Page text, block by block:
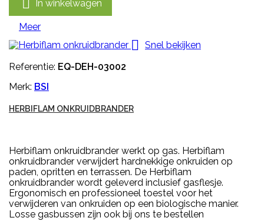
 In winkelwagen
Meer

Snel bekijken
Referentie: EQ-DEH-03002
Merk: BSI
HERBIFLAM ONKRUIDBRANDER
Herbiflam onkruidbrander werkt op gas. Herbiflam
onkruidbrander verwijdert hardnekkige onkruiden op
paden, opritten en terrassen. De Herbiflam
onkruidbrander wordt geleverd inclusief gasflesje.
Ergonomisch en professioneel toestel voor het
verwijderen van onkruiden op een biologische manier.
Losse gasbussen zijn ook bij ons te bestellen